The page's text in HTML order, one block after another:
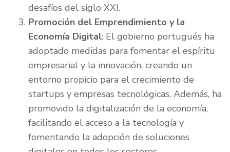
desafíos del siglo XXI.
Promoción del Emprendimiento y la
Economía Digital: El gobierno portugués ha
adoptado medidas para fomentar el espíritu
empresarial y la innovación, creando un
entorno propicio para el crecimiento de
startups y empresas tecnológicas. Además, ha
promovido la digitalización de la economía,
facilitando el acceso a la tecnología y
fomentando la adopción de soluciones